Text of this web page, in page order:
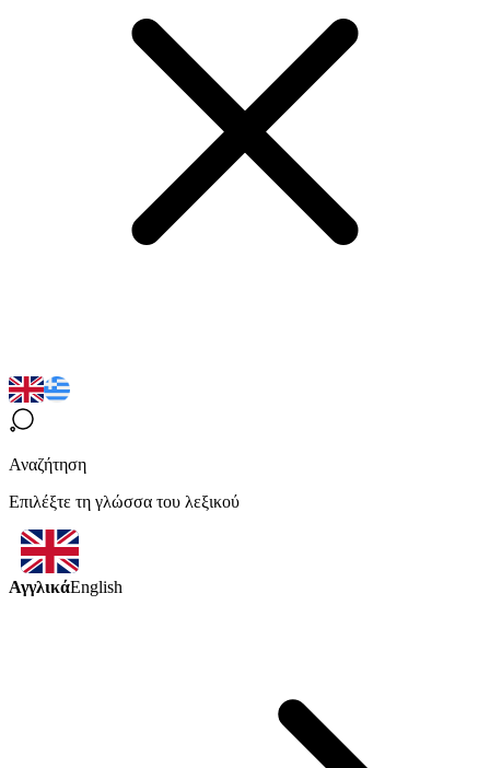
Αναζήτηση
Επιλέξτε τη γλώσσα του λεξικού
ΑγγλικάEnglish